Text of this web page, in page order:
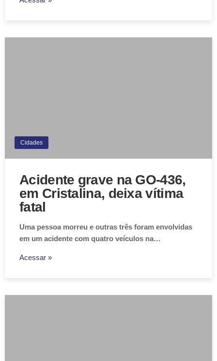
Cidades
Acidente grave na GO-436,
em Cristalina, deixa vítima
fatal
Uma pessoa morreu e outras três foram envolvidas
em um acidente com quatro veículos na…
Acessar »